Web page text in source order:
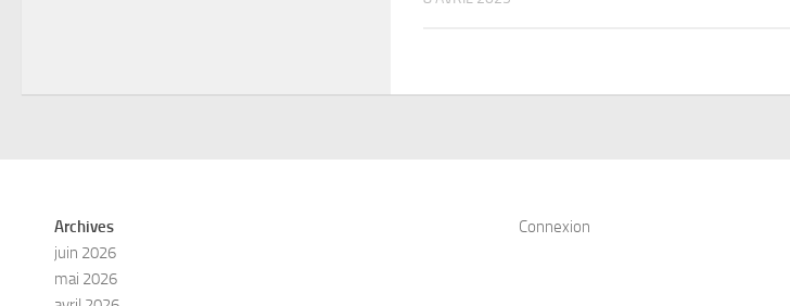
Archives
juin 2026
mai 2026
Connexion